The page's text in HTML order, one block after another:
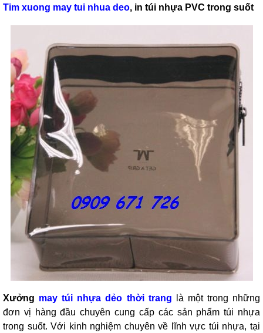
Tim xuong may tui nhua deo, in túi nhựa PVC trong suốt
Xưởng may túi nhựa dẻo thời trang là một trong những
đơn vị hàng đầu chuyên cung cấp các sản phẩm túi nhựa
trong suốt. Với kinh nghiệm chuyên về lĩnh vực túi nhựa, tại